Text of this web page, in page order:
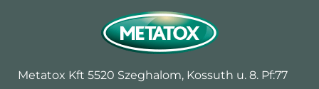
Metatox Kft 5520 Szeghalom, Kossuth u. 8. Pf:77